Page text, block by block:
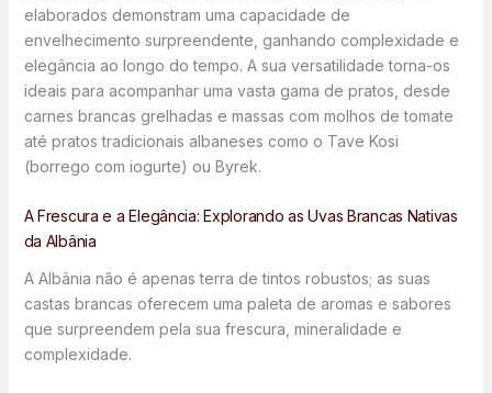
elaborados demonstram uma capacidade de
envelhecimento surpreendente, ganhando complexidade e
elegância ao longo do tempo. A sua versatilidade torna-os
ideais para acompanhar uma vasta gama de pratos, desde
carnes brancas grelhadas e massas com molhos de tomate
até pratos tradicionais albaneses como o Tave Kosi
(borrego com iogurte) ou Byrek.
A Frescura e a Elegância: Explorando as Uvas Brancas Nativas
da Albânia
A Albânia não é apenas terra de tintos robustos; as suas
castas brancas oferecem uma paleta de aromas e sabores
que surpreendem pela sua frescura, mineralidade e
complexidade.